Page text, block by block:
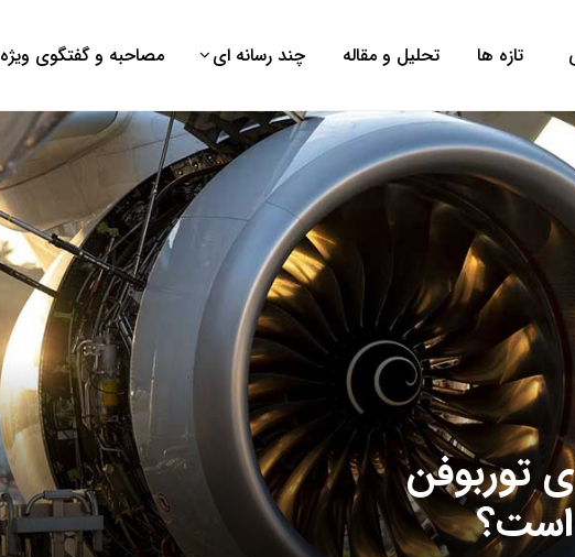
تازه ها تحلیل و مقاله چند رسانه ای مصاحبه و گفتگوی ویژه
توربوفن